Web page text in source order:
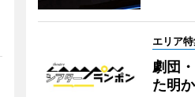
エリア
劇団
た明